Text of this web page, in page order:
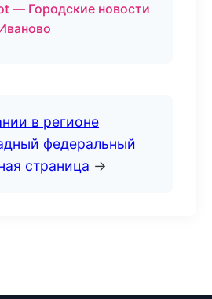
— Городские новости
в регионе
федеральный
страница →